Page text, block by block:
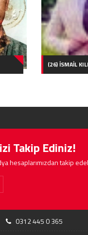
(26) İSMAİL
Takip Ediniz!
hesaplarımızdan takip
0312 445 0 365